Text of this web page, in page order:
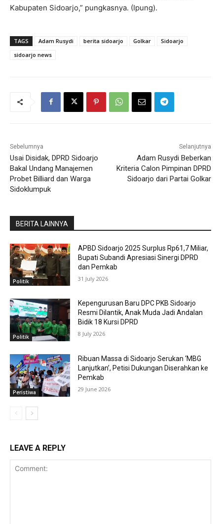
Kabupaten Sidoarjo,” pungkasnya. (Ipung).
TAGS Adam Rusydi berita sidoarjo Golkar
Sidoarjo
sidoarjo news
Sebelumnya
Usai Disidak, DPRD Sidoarjo
Bakal Undang Manajemen
Probet Billiard dan Warga
Sidoklumpuk
Selanjutnya
Adam Rusydi Beberkan
Kriteria Calon Pimpinan DPRD
Sidoarjo dari Partai Golkar
BERITA LAINNYA
Politik
APBD Sidoarjo 2025 Surplus Rp61,7 Miliar,
Bupati Subandi Apresiasi Sinergi DPRD
dan Pemkab
31 July 2026
Politik
Kepengurusan Baru DPC PKB Sidoarjo
Resmi Dilantik, Anak Muda Jadi Andalan
Bidik 18 Kursi DPRD
8 July 2026
Peristiwa
Ribuan Massa di Sidoarjo Serukan ‘MBG
Lanjutkan’, Petisi Dukungan Diserahkan ke
Pemkab
29 June 2026
LEAVE A REPLY